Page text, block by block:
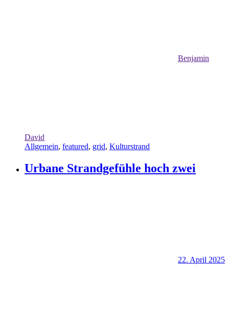
Benjamin
David
Allgemein, featured, grid, Kulturstrand
Urbane Strandgefühle hoch zwei
22. April 2025